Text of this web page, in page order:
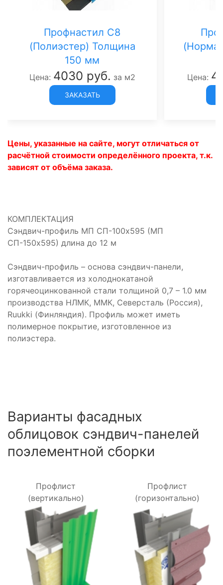
Профнастил С8
(Полиэстер) Толщина
150 мм
Цена: 4030 руб. за м2
ЗАКАЗАТЬ
Цена:
Цены, указанные на сайте, могут отличаться от
расчётной стоимости определённого проекта, т.к.
зависят от объёма заказа.
КОМПЛЕКТАЦИЯ
Сэндвич-профиль МП СП-100х595 (МП
СП-150х595) длина до 12 м
Сэндвич-профиль – основа сэндвич-панели,
изготавливается из холоднокатаной
горячеоцинкованной стали толщиной 0,7 – 1.0 мм
производства НЛМК, ММК, Северсталь (Россия),
Ruukki (Финляндия). Профиль может иметь
полимерное покрытие, изготовленное из
полиэстера.
Варианты фасадных
облицовок сэндвич-панелей
поэлементной сборки
Профлист
(вертикально)
Профлист
(горизонтально)